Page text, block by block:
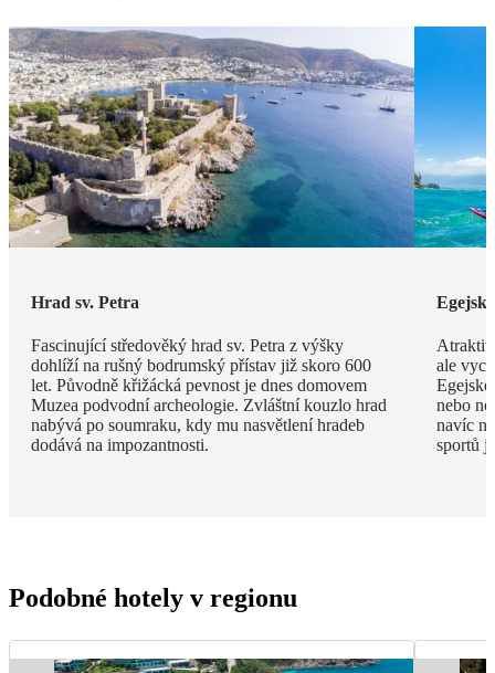
Hrad sv. Petra
Fascinující středověký hrad sv. Petra z výšky
dohlíží na rušný bodrumský přístav již skoro 600
let. Původně křižácká pevnost je dnes domovem
Muzea podvodní archeologie. Zvláštní kouzlo hrad
nabývá po soumraku, kdy mu nasvětlení hradeb
dodává na impozantnosti.
ale
nebo
navíc
sportů
Podobné hotely v regionu